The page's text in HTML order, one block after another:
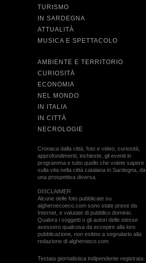
TURISMO
IN SARDEGNA
ATTUALITÀ
MUSICA E SPETTACOLO
AMBIENTE E TERRITORIO
CURIOSITÀ
ECONOMIA
NEL MONDO
IN ITALIA
IN CITTÀ
NECROLOGIE
Cronaca dalla città, foto e video, curiosità,
approfondimenti, inchieste, gli eventi in
programma e tutto quello che volete sapere
sulla vita nella città catalana in Sardegna, da
una prospettiva diversa.
DISCLAIMER
Alcune delle foto pubblicate su
algheroecoeco.com sono state prese da
Internet, e valutate di pubblico dominio.
Qualora i soggetti o gli autori delle stesse
avessero qualcosa da eccepire alla loro
pubblicazione, non esitino a segnalarlo alla
redazione di algheroeco.com
Testata giornalistica indipendente registrata